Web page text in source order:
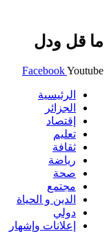
ما قل ودل
FacebookYoutube
الرئيسية
الجزائر
إقتصاد
تعليم
ثقافة
رياضة
صحة
مجتمع
الدين و الحياة
دولي
إعلانات وإشهار